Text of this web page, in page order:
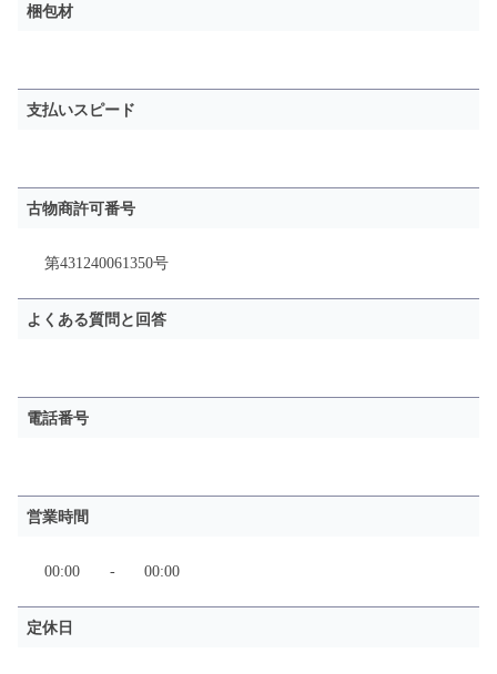
梱包材
支払いスピード
古物商許可番号
第431240061350号
よくある質問と回答
電話番号
営業時間
00:00 - 00:00
定休日